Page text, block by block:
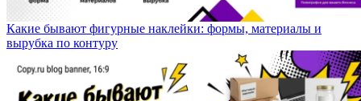
Какие бывают фигурные наклейки: формы, материалы и
вырубка по контуру